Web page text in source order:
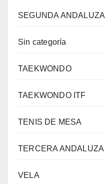
SEGUNDA ANDALUZA
Sin categoría
TAEKWONDO
TAEKWONDO ITF
TENIS DE MESA
TERCERA ANDALUZA
VELA